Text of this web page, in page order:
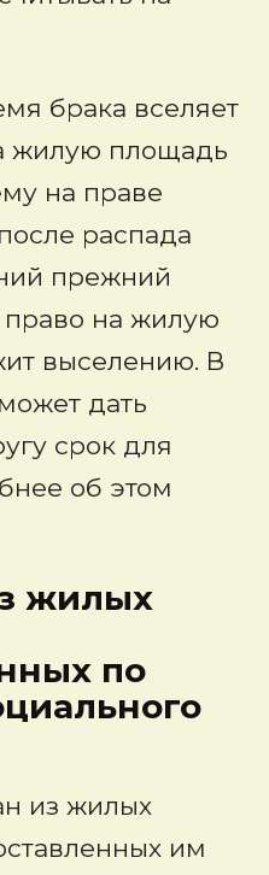
брака вселяет
жилую площадь
на праве
распада
прежний
право на жилую
выселению. В
дать
срок для
об этом
жилых
по
из жилых
им